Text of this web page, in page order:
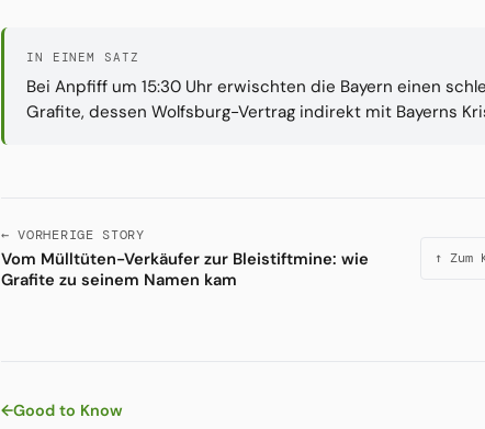
IN EINEM SATZ
Bei Anpfiff um 15:30 Uhr erwischten die Bayern einen
Grafite, dessen Wolfsburg-Vertrag indirekt mit Bayerns
← VORHERIGE STORY
Vom Mülltüten-Verkäufer zur Bleistiftmine: wie
Grafite zu seinem Namen kam
↑ Zum
←Good to Know